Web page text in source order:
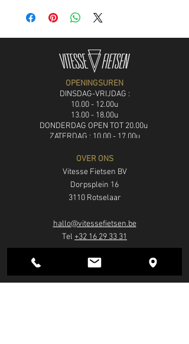
OPENINGSUREN
DINSDAG-VRIJDAG :
10.00 - 12.00u
13.00 - 18.00u
DONDERDAG OPEN TOT 20.00u
ZATERDAG : 10.00 - 17.00u
ZONDAG: gaan fietsen
MAANDAG: rustdag
OVER ONS
Vitesse Fietsen BV
Dorpsplein 16
3110 Rotselaar
hallo@vitessefietsen.be
Tel +32 16 29 33 31
BTW BE0648.880.807